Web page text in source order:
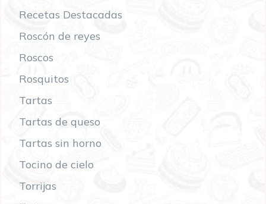
Recetas Destacadas
Roscón de reyes
Roscos
Rosquitos
Tartas
Tartas de queso
Tartas sin horno
Tocino de cielo
Torrijas